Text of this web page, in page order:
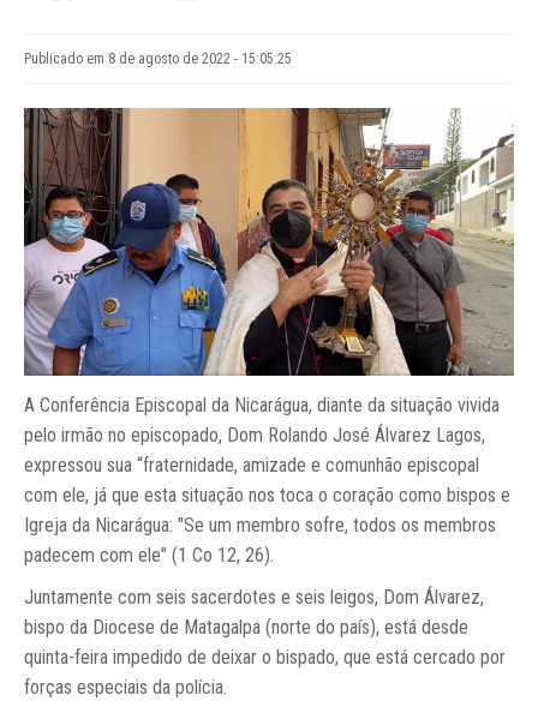
Publicado em 8 de agosto de 2022 - 15:05:25
A Conferência Episcopal da Nicarágua, diante da situação vivida
pelo irmão no episcopado, Dom Rolando José Álvarez Lagos,
expressou sua “fraternidade, amizade e comunhão episcopal
com ele, já que esta situação nos toca o coração como bispos e
Igreja da Nicarágua: "Se um membro sofre, todos os membros
padecem com ele" (1 Co 12, 26).
Juntamente com seis sacerdotes e seis leigos, Dom Álvarez,
bispo da Diocese de Matagalpa (norte do país), está desde
quinta-feira impedido de deixar o bispado, que está cercado por
forças especiais da polícia.